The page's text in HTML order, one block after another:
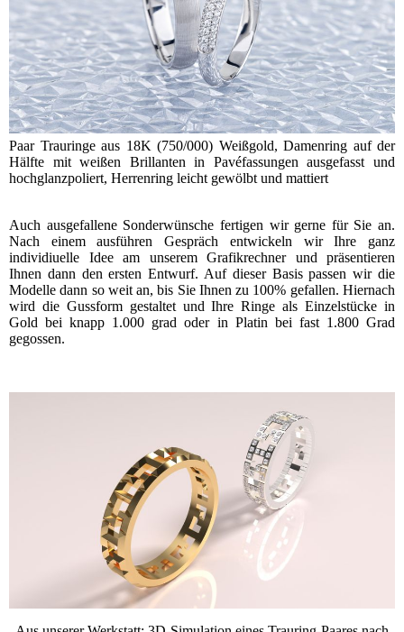
Paar Trauringe aus 18K (750/000) Weißgold, Damenring auf der
Hälfte mit weißen Brillanten in Pavéfassungen ausgefasst und
hochglanzpoliert, Herrenring leicht gewölbt und mattiert
Auch ausgefallene Sonderwünsche fertigen wir gerne für Sie an.
Nach einem ausführen Gespräch entwickeln wir Ihre ganz
individiuelle Idee am unserem Grafikrechner und präsentieren
Ihnen dann den ersten Entwurf. Auf dieser Basis passen wir die
Modelle dann so weit an, bis Sie Ihnen zu 100% gefallen. Hiernach
wird die Gussform gestaltet und Ihre Ringe als Einzelstücke in
Gold bei knapp 1.000 grad oder in Platin bei fast 1.800 Grad
gegossen.